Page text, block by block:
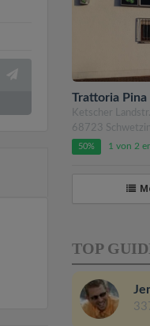
Trattoria Pina
Ketscher
68723
50% 1 von 2
TOP